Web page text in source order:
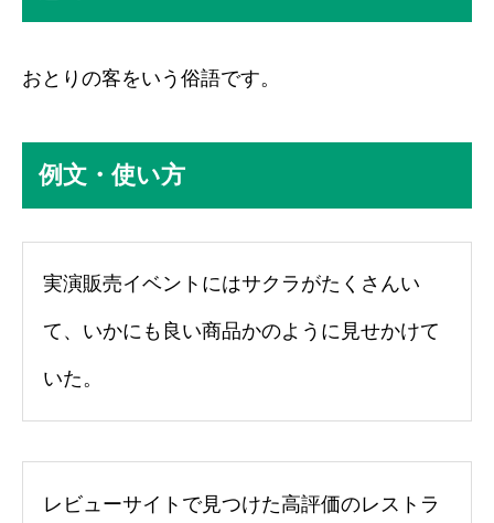
おとりの客をいう俗語です。
例文・使い方
実演販売イベントにはサクラがたくさんい
て、いかにも良い商品かのように見せかけて
いた。
レビューサイトで見つけた高評価のレストラ